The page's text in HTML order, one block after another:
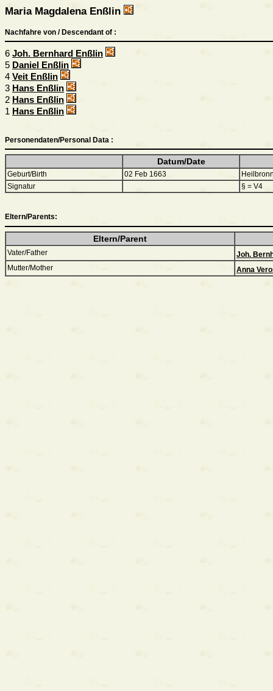
Maria Magdalena Enßlin
Nachfahre von / Descendant of :
6 Joh. Bernhard Enßlin
5 Daniel Enßlin
4 Veit Enßlin
3 Hans Enßlin
2 Hans Enßlin
1 Hans Enßlin
Personendaten/Personal Data :
Datum/Date
Geburt/Birth 02 Feb 1663
Signatur
§ = V4
Eltern/Parents:
Eltern/Parent
Vater/Father
Joh.
Mutter/Mother
Anna